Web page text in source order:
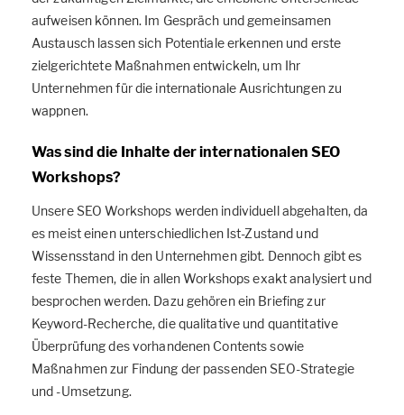
aufweisen können. Im Gespräch und gemeinsamen
Austausch lassen sich Potentiale erkennen und erste
zielgerichtete Maßnahmen entwickeln, um Ihr
Unternehmen für die internationale Ausrichtungen zu
wappnen.
Was sind die Inhalte der internationalen SEO
Workshops?
Unsere SEO Workshops werden individuell abgehalten, da
es meist einen unterschiedlichen Ist-Zustand und
Wissensstand in den Unternehmen gibt. Dennoch gibt es
feste Themen, die in allen Workshops exakt analysiert und
besprochen werden. Dazu gehören ein Briefing zur
Keyword-Recherche, die qualitative und quantitative
Überprüfung des vorhandenen Contents sowie
Maßnahmen zur Findung der passenden SEO-Strategie
und -Umsetzung.